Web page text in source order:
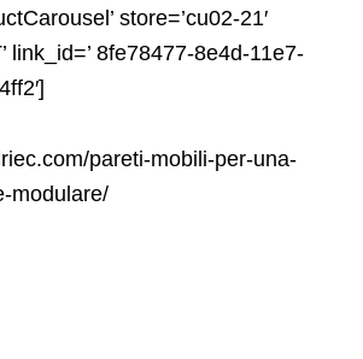
store=’cu02-21′
link_id=’ 8fe78477-8e4d-11e7-
pareti-mobili-per-una-
modulare/